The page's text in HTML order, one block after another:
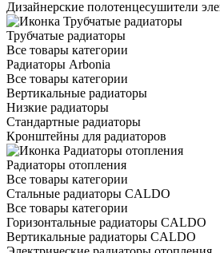
Дизайнерские полотенцесушители
Трубчатые радиаторы
Все товары категории
Радиаторы Arbonia
Все товары категории
Вертикальные радиаторы
Низкие радиаторы
Стандартные радиаторы
Кронштейны для радиаторов
Радиаторы отопления
Все товары категории
Стальные радиаторы CALDO
Все товары категории
Горизонтальные радиаторы CALDO
Вертикальные радиаторы CALDO